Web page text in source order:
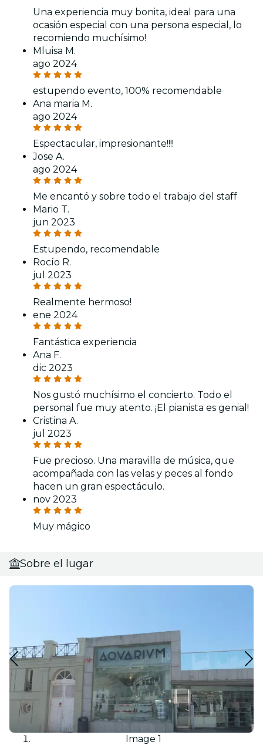
Una experiencia muy bonita, ideal para una
ocasión especial con una persona especial, lo
recomiendo muchísimo!
Mluisa M.
ago 2024
estupendo evento, 100% recomendable
Ana maria M.
ago 2024
Espectacular, impresionante!!!!
Jose A.
ago 2024
Me encantó y sobre todo el trabajo del staff
Mario T.
jun 2023
Estupendo, recomendable
Rocío R.
jul 2023
Realmente hermoso!
ene 2024
Fantástica experiencia
Ana F.
dic 2023
Nos gustó muchísimo el concierto. Todo el
personal fue muy atento. ¡El pianista es genial!
Cristina A.
jul 2023
Fue precioso. Una maravilla de música, que
acompañada con las velas y peces al fondo
hacen un gran espectáculo.
nov 2023
Muy mágico
Sobre el lugar
Image 1